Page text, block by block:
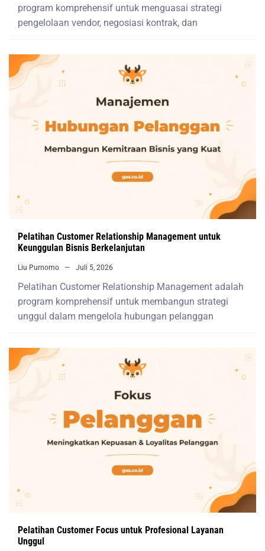
program komprehensif untuk menguasai strategi
pengelolaan vendor, negosiasi kontrak, dan
Pelatihan Customer Relationship Management untuk
Keunggulan Bisnis Berkelanjutan
Liu Purnomo Juli 5, 2026
Pelatihan Customer Relationship Management adalah
program komprehensif untuk membangun strategi
unggul dalam mengelola hubungan pelanggan
Pelatihan Customer Focus untuk Profesional Layanan
Unggul